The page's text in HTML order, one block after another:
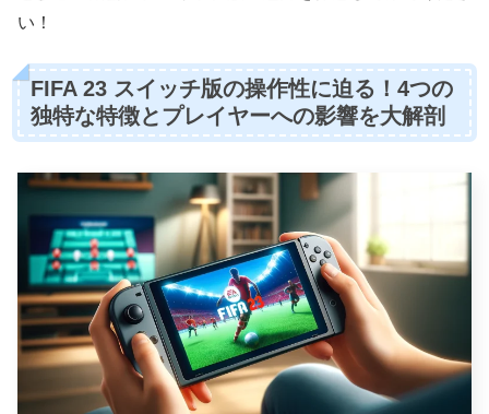
い！
FIFA 23 スイッチ版の操作性に迫る！4つの
独特な特徴とプレイヤーへの影響を大解剖